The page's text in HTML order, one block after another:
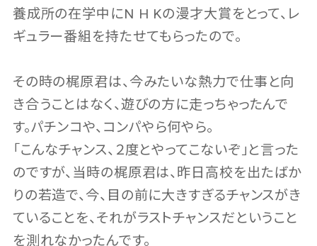
養成所の在学中にN H Kの漫才大賞をとって、レ
ギュラー番組を持たせてもらったので。
その時の梶原君は、今みたいな熱力で仕事と向
き合うことはなく、遊びの方に走っちゃったんで
す。パチンコや、コンパやら何やら。
「こんなチャンス、２度とやってこないぞ」と言った
のですが、当時の梶原君は、昨日高校を出たばか
りの若造で、今、目の前に大きすぎるチャンスがき
ていることを、それがラストチャンスだということ
を測れなかったんです。